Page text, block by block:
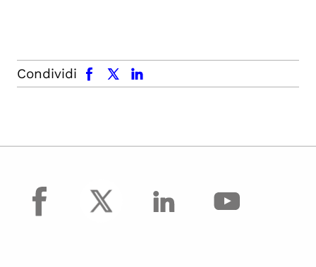
Condividi
facebook x.com linkedin
facebook